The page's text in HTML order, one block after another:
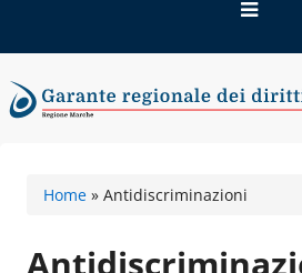
contenuto
Home » Antidiscriminazioni